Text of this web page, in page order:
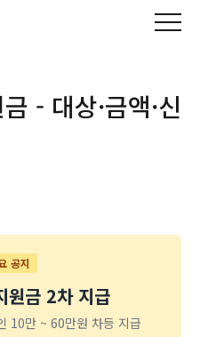
- 대상·금액·신
공지
원금 2차 지급
10만 ~ 60만원 차등 지급